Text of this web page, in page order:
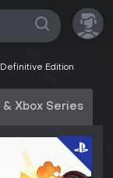
Edition
& Xbox Series